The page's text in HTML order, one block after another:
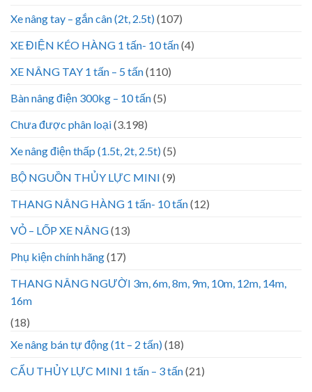
Xe nâng tay – gắn cân (2t, 2.5t)(107)
XE ĐIỆN KÉO HÀNG 1 tấn- 10 tấn(4)
XE NÂNG TAY 1 tấn – 5 tấn(110)
Bàn nâng điện 300kg – 10 tấn(5)
Chưa được phân loại(3.198)
Xe nâng điện thấp (1.5t, 2t, 2.5t)(5)
BỘ NGUỒN THỦY LỰC MINI (9)
THANG NÂNG HÀNG 1 tấn- 10 tấn(12)
VỎ – LỐP XE NÂNG(13)
Phụ kiện chính hãng(17)
THANG NÂNG NGƯỜI 3m, 6m, 8m, 9m, 10m, 12m, 14m,
16m
(18)
Xe nâng bán tự động (1t – 2 tấn)(18)
CẨU THỦY LỰC MINI 1 tấn – 3 tấn(21)